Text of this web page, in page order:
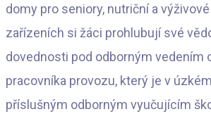
domy pro seniory, nutriční a
zařízeních si žáci prohlubují své
dovednosti pod odborným vedením
pracovníka provozu, který je v
příslušným odborným vyučujícím